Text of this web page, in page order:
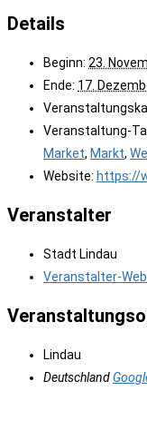
Details
Beginn: 23.
Ende: 17.
Veranstaltung-
Market, Markt,
Website: https://
Veranstalter
Stadt Lindau
Veranstalter-
Lindau
Deutschland